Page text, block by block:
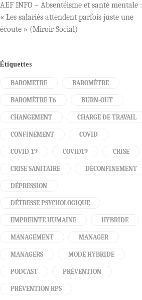
AEF INFO – Absentéisme et santé mentale :
« Les salariés attendent parfois juste une
écoute » (Miroir Social)
Étiquettes
BAROMETRE BAROMÈTRE
BAROMÈTRE T6 BURN-OUT
CHANGEMENT CHARGE DE TRAVAIL
CONFINEMENT COVID
COVID-19 COVID19 CRISE
CRISE SANITAIRE DÉCONFINEMENT
DÉPRESSION
DÉTRESSE PSYCHOLOGIQUE
EMPREINTE HUMAINE HYBRIDE
MANAGEMENT MANAGER
MANAGERS MODE HYBRIDE
PODCAST PRÉVENTION
PRÉVENTION RPS